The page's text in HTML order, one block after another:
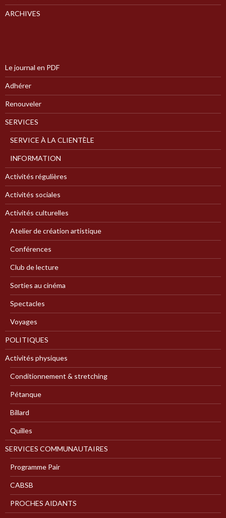
ARCHIVES
Le journal en PDF
Adhérer
Renouveler
SERVICES
SERVICE À LA CLIENTÈLE
INFORMATION
Activités régulières
Activités sociales
Activités culturelles
Atelier de création artistique
Conférences
Club de lecture
Sorties au cinéma
Spectacles
Voyages
POLITIQUES
Activités physiques
Conditionnement & stretching
Pétanque
Billard
Quilles
SERVICES COMMUNAUTAIRES
Programme Pair
CABSB
PROCHES AIDANTS